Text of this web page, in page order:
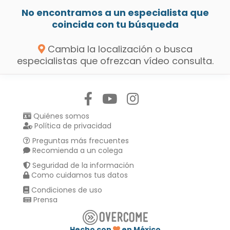
No encontramos a un especialista que
coincida con tu búsqueda
Cambia la localización o busca
especialistas que ofrezcan vídeo consulta.
Quiénes somos
Política de privacidad
Preguntas más frecuentes
Recomienda a un colega
Seguridad de la información
Como cuidamos tus datos
Condiciones de uso
Prensa